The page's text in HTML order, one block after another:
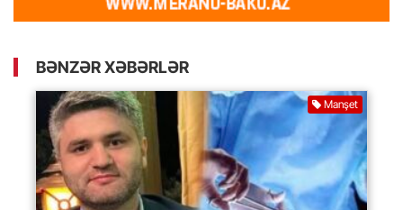
BƏNZƏR XƏBƏRLƏR
Manşet